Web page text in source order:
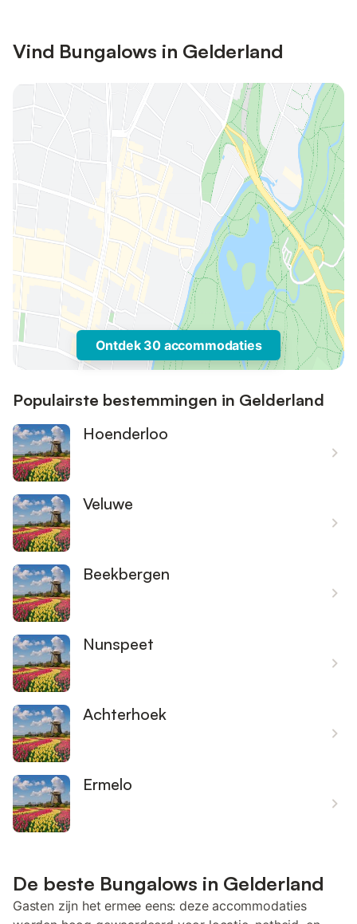
Vind Bungalows in Gelderland
Ontdek 30 accommodaties
Populairste bestemmingen in Gelderland
Hoenderloo
Veluwe
Beekbergen
Nunspeet
Achterhoek
Ermelo
De beste Bungalows in Gelderland
Gasten zijn het ermee eens: deze accommodaties